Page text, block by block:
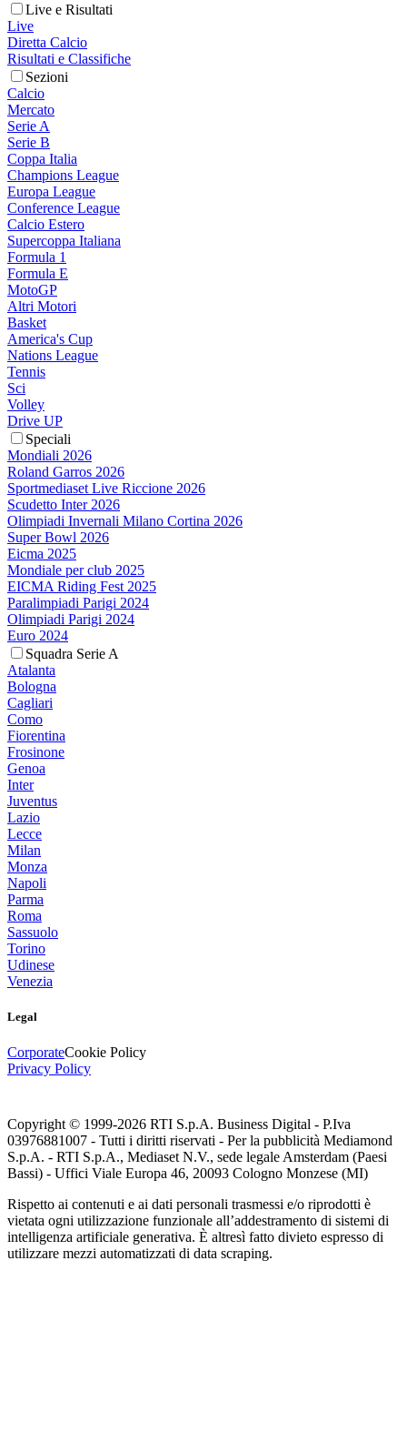
Live e Risultati
Live
Diretta Calcio
Risultati e Classifiche
Sezioni
Calcio
Mercato
Serie A
Serie B
Coppa Italia
Champions League
Europa League
Conference League
Calcio Estero
Supercoppa Italiana
Formula 1
Formula E
MotoGP
Altri Motori
Basket
America's Cup
Nations League
Tennis
Sci
Volley
Drive UP
Speciali
Mondiali 2026
Roland Garros 2026
Sportmediaset Live Riccione 2026
Scudetto Inter 2026
Olimpiadi Invernali Milano Cortina 2026
Super Bowl 2026
Eicma 2025
Mondiale per club 2025
EICMA Riding Fest 2025
Paralimpiadi Parigi 2024
Olimpiadi Parigi 2024
Euro 2024
Squadra Serie A
Atalanta
Bologna
Cagliari
Como
Fiorentina
Frosinone
Genoa
Inter
Juventus
Lazio
Lecce
Milan
Monza
Napoli
Parma
Roma
Sassuolo
Torino
Udinese
Venezia
Legal
CorporateCookie Policy
Privacy Policy
Copyright © 1999-2026 RTI S.p.A. Business Digital - P.Iva
03976881007 - Tutti i diritti riservati - Per la pubblicità Mediamond
S.p.A. - RTI S.p.A., Mediaset N.V., sede legale Amsterdam (Paesi
Bassi) - Uffici Viale Europa 46, 20093 Cologno Monzese (MI)
Rispetto ai contenuti e ai dati personali trasmessi e/o riprodotti è
vietata ogni utilizzazione funzionale all’addestramento di sistemi di
intelligenza artificiale generativa. È altresì fatto divieto espresso di
utilizzare mezzi automatizzati di data scraping.